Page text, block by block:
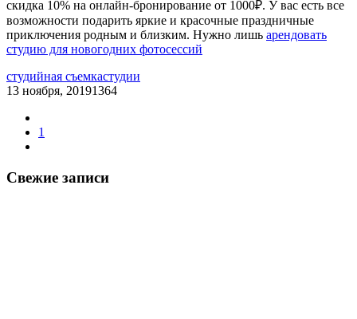
скидка 10% на онлайн-бронирование от 1000₽. У вас есть все
возможности подарить яркие и красочные праздничные
приключения родным и близким. Нужно лишь арендовать
студию для новогодних фотосессий
студийная съемкастудии
13 ноября, 20191364
1
Свежие записи